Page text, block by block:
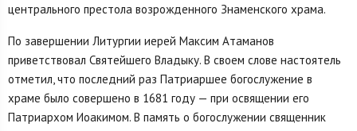
центрального престола возрожденного Знаменского храма.
По завершении Литургии иерей Максим Атаманов
приветствовал Святейшего Владыку. В своем слове настоятель
отметил, что последний раз Патриаршее богослужение в
храме было совершено в 1681 году — при освящении его
Патриархом Иоакимом. В память о богослужении священник